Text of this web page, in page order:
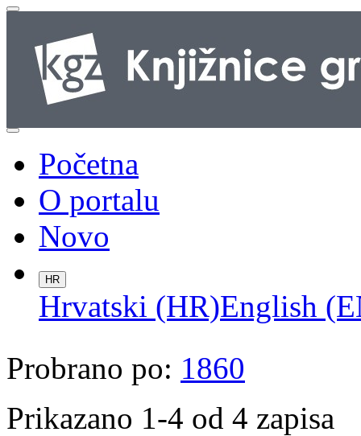
Početna
O portalu
Novo
HR
Hrvatski (HR)English
Probrano po: 1860
Prikazano 1-4 od 4 zapisa